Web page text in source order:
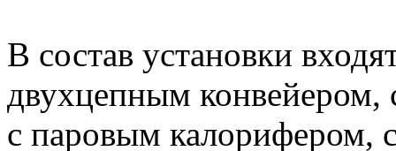
В состав установки
двухцепным конвейером,
с паровым калорифером,